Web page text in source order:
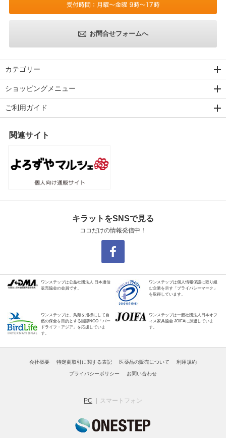
お問合せフォームへ
カテゴリー
ショッピングメニュー
ご利用ガイド
関連サイト
キラットをSNSで見る
ココだけの情報発信中！
ワンステップは公益社団法人 日本通信
販売協会の会員です。
ワンステップは個人情報保護に取り組
む企業を示す「プライバシーマーク」
を取得しています。
ワンステップは、鳥類を指標にして自
然の保全を目的とする国際NGO「バー
ドライフ・アジア」を応援していま
す。
ワンステップは一般社団法人日本オフ
ィス家具協会 JOIFAに加盟していま
す。
会社概要 特定商取引に関する表記 医薬品の販売について 利用規約
プライバシーポリシー お問い合わせ
PC スマートフォン